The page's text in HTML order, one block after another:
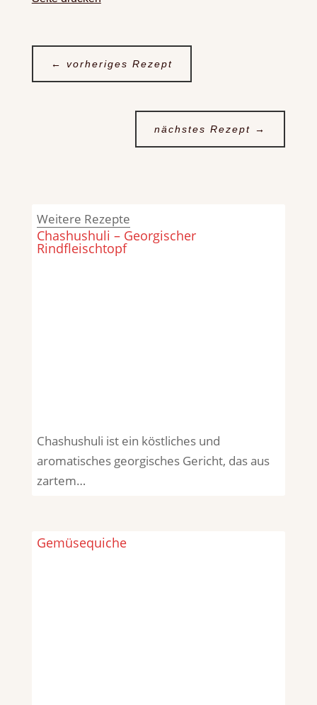
← vorheriges Rezept
nächstes Rezept →
Weitere Rezepte
Chashushuli – Georgischer
Rindfleischtopf
Chashushuli ist ein köstliches und
aromatisches georgisches Gericht, das aus
zartem…
Gemüsequiche